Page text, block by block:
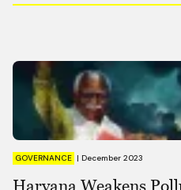
GOVERNANCE | December 2023
Haryana Weakens